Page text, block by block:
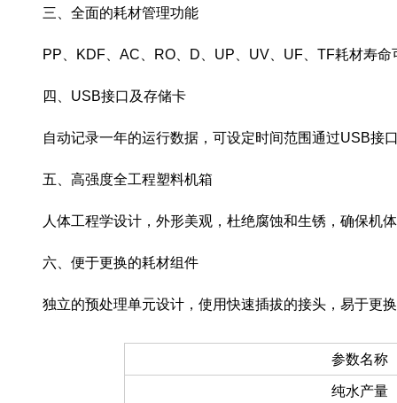
三、全面的耗材管理功能
PP、KDF、AC、RO、D、UP、UV、UF、TF耗材寿
四、USB接口及存储卡
自动记录一年的运行数据，可设定时间范围通过USB接
五、高强度全工程塑料机箱
人体工程学设计，外形美观，杜绝腐蚀和生锈，确保机
六、便于更换的耗材组件
独立的预处理单元设计，使用快速插拔的接头，易于更
参数名称
纯水产量